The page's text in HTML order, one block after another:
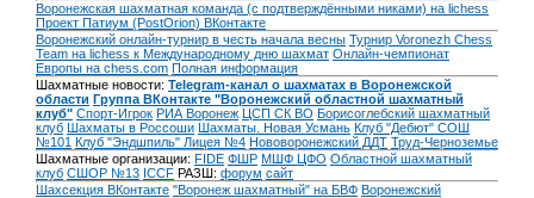
Воронежская шахматная команда (с подтверждёнными никами) на lichess
Проект Патиум (PostOrion) ВКонтакте
Воронежский онлайн-турнир в честь начала весны Турнир Voronezh Chess
Team на lichess к Международному дню шахмат Онлайн-чемпионат
Европы на chess.com Полная информация
Шахматные новости: Telegram-канал о шахматах в Воронежской
области Группа ВКонтакте "Воронежский областной шахматный
клуб" Спорт-Игрок РИА Воронеж ЦСП СК ВО Борисоглебский шахматный
клуб Шахматы в Россоши Шахматы. Новая Усмань Клуб "Дебют" СОШ
№101 Клуб "Эндшпиль" Лицея №4 Нововоронежский ДДТ Труд-Черноземье
Шахматные организации: FIDE ФШР МШФ ЦФО Областной шахматный
клуб СШОР №13 ICCF РАЗШ: форум сайт
Шахсекция ВКонтакте "Воронеж шахматный" на БВФ Воронежский